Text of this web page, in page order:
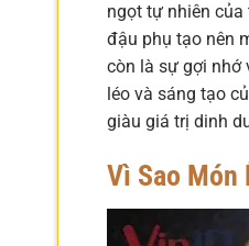
ngọt tự nhiên
đậu phụ tạo nên
còn là sự gợi nhớ
léo và sáng tạo
giàu giá trị dinh
Vì Sao Món